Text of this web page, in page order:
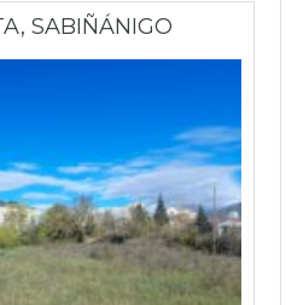
SABIÑÁNIGO